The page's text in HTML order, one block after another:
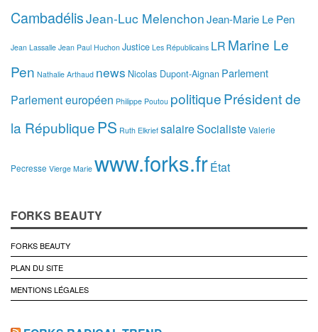
CambadélisJean-Luc MelenchonJean-Marie Le Pen
Jean Lassalle Jean Paul Huchon Justice Les Républicains LR Marine Le
Pen Nathalie Arthaud news Nicolas Dupont-Aignan Parlement
Parlement européen Philippe Poutou politiquePrésident de
la République PS Ruth Elkrief salaireSocialisteValerie
Pecresse Vierge Marie www.forks.frÉtat
FORKS BEAUTY
FORKS BEAUTY
PLAN DU SITE
MENTIONS LÉGALES